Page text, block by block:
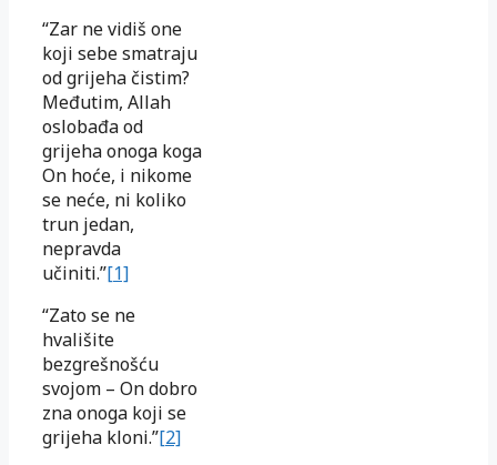
“Zar ne vidiš one
koji sebe smatraju
od grijeha čistim?
Međutim, Allah
oslobađa od
grijeha onoga koga
On hoće, i nikome
se neće, ni koliko
trun jedan,
nepravda
učiniti.”[1]
“Zato se ne
hvališite
bezgrešnošću
svojom – On dobro
zna onoga koji se
grijeha kloni.”[2]